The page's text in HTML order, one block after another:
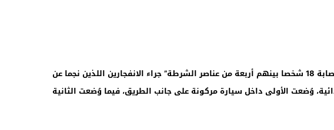
وأحصت وزارة الداخلية “إصابة 18 شخصا بينهم أربعة من عناصر الشرطة” جراء الانفجارين اللذين نجما عن
وُضعت الأولى داخل سيارة مركونة على جانب الطريق، فيما وُضعت الثانية